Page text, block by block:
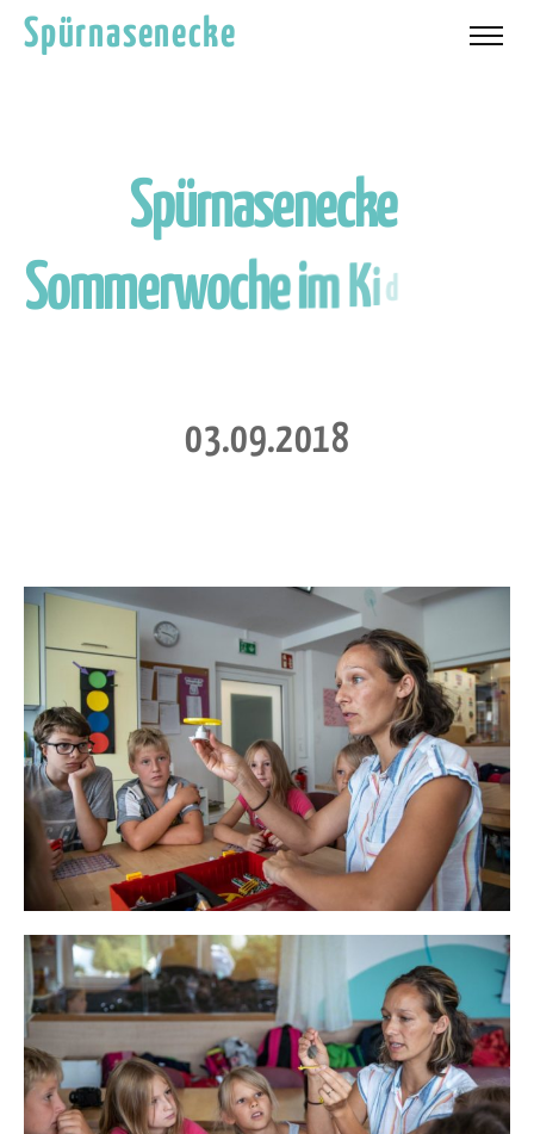
Spürnasenecke
Spürnasenecke
SommerwocheimKid
03.09.2018